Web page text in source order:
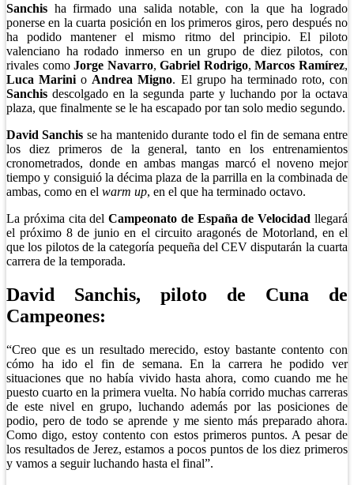
Sanchis ha firmado una salida notable, con la que ha logrado
ponerse en la cuarta posición en los primeros giros, pero después no
ha podido mantener el mismo ritmo del principio. El piloto
valenciano ha rodado inmerso en un grupo de diez pilotos, con
rivales comoJorge Navarro,Gabriel Rodrigo,Marcos Ramírez,
Luca Marini o Andrea Migno. El grupo ha terminado roto, con
Sanchis descolgado en la segunda parte y luchando por la octava
plaza, que finalmente se le ha escapado por tan solo medio segundo.
David Sanchis se ha mantenido durante todo el fin de semana entre
los diez primeros de la general, tanto en los entrenamientos
cronometrados, donde en ambas mangas marcó el noveno mejor
tiempo y consiguió la décima plaza de la parrilla en la combinada de
ambas, como en el warm up, en el que ha terminado octavo.
La próxima cita delCampeonato de España de Velocidad llegará
el próximo 8 de junio en el circuito aragonés de Motorland, en el
que los pilotos de la categoría pequeña del CEV disputarán la cuarta
carrera de la temporada.
David Sanchis, piloto de Cuna de
Campeones:
“Creo que es un resultado merecido, estoy bastante contento con
cómo ha ido el fin de semana. En la carrera he podido ver
situaciones que no había vivido hasta ahora, como cuando me he
puesto cuarto en la primera vuelta. No había corrido muchas carreras
de este nivel en grupo, luchando además por las posiciones de
podio, pero de todo se aprende y me siento más preparado ahora.
Como digo, estoy contento con estos primeros puntos. A pesar de
los resultados de Jerez, estamos a pocos puntos de los diez primeros
y vamos a seguir luchando hasta el final”.